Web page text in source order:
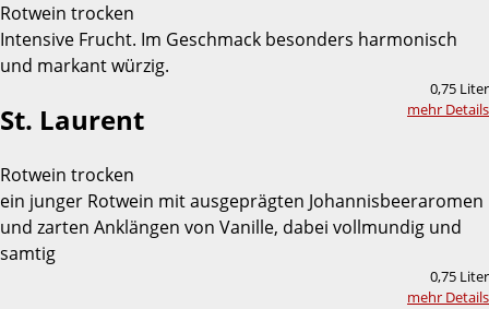
Rotwein trocken
Intensive Frucht. Im Geschmack besonders harmonisch
und markant würzig.
0,75 Liter
mehr Details
St. Laurent
Rotwein trocken
ein junger Rotwein mit ausgeprägten Johannisbeeraromen
und zarten Anklängen von Vanille, dabei vollmundig und
samtig
0,75 Liter
mehr Details